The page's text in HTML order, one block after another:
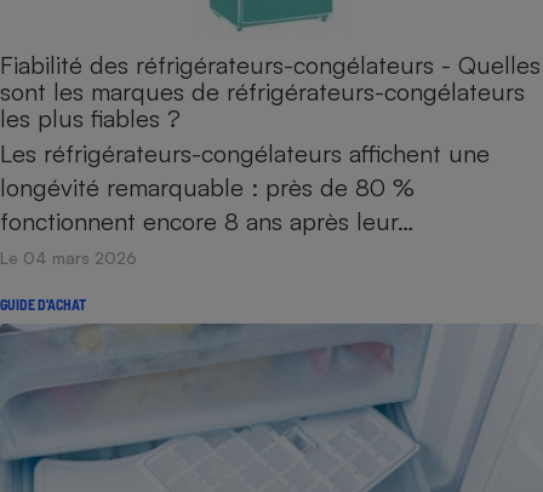
Fiabilité des réfrigérateurs-congélateurs - Quelles
sont les marques de réfrigérateurs-congélateurs
les plus fiables ?
Les réfrigérateurs-congélateurs affichent une
longévité remarquable : près de 80 %
fonctionnent encore 8 ans après leur…
Le 04 mars 2026
GUIDE D'ACHAT
Téléphone mobile -
Radiateur électrique
Climatiseur -
Ventilateur